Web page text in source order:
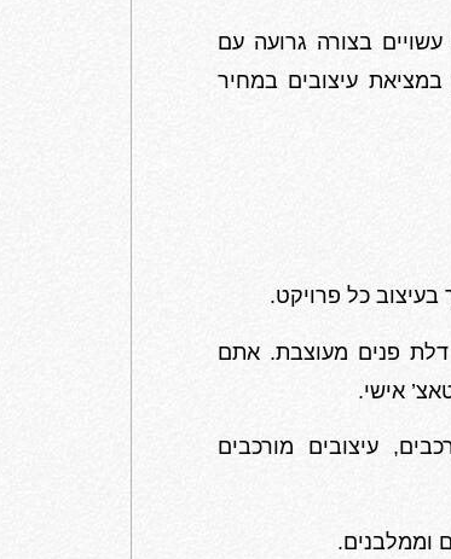
בצורה גרועה עם
במציאת עיצובים במחיר
כל פרויקט.
פנים מעוצבת. אתם
אישי.
עיצובים מורכבים
וממלבנים.